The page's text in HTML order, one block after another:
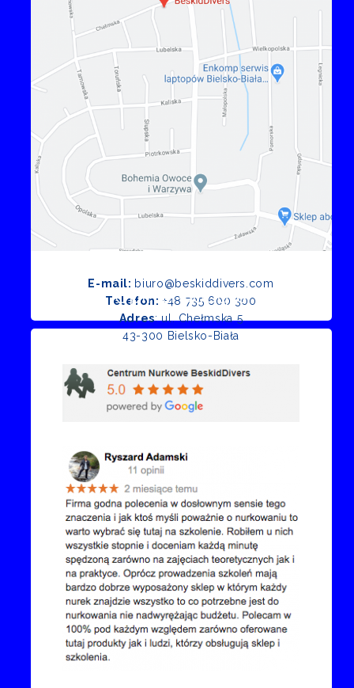
E-mail: biuro@beskiddivers.com
Telefon: +48 735 600 300
Adres: ul. Chełmska 5
43-300 Bielsko-Biała
Opinie Google